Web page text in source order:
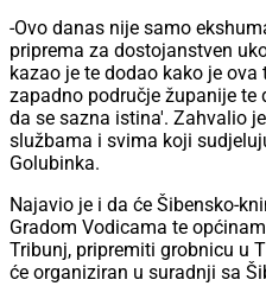
-Ovo danas nije samo
priprema za dostojanstven
kazao je te dodao kako je
zapadno područje županije te
da se sazna istina'. Zahvalio
službama i svima koji
Golubinka.
Najavio je i da će Šibensko-
Gradom Vodicama te
Tribunj, pripremiti grobnicu u
će organiziran u suradnji sa